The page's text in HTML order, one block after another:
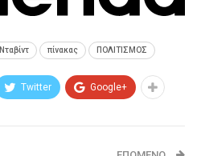
Νταβίντ πίνακας ΠΟΛΙΤΙΣΜΟΣ
Twitter Google+